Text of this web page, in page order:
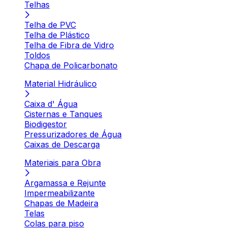
Telhas
Telha de PVC
Telha de Plástico
Telha de Fibra de Vidro
Toldos
Chapa de Policarbonato
Material Hidráulico
Caixa d' Água
Cisternas e Tanques
Biodigestor
Pressurizadores de Água
Caixas de Descarga
Materiais para Obra
Argamassa e Rejunte
Impermeabilizante
Chapas de Madeira
Telas
Colas para piso